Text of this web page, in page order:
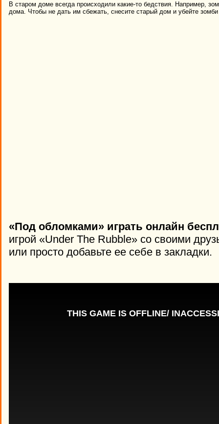
В старом доме всегда происходили какие-то бедствия. Например,
дома. Чтобы не дать им сбежать, снесите старый дом и убейте
«Под обломками» играть онлайн
игрой «Under The Rubble» со своими
или просто добавьте ее себе в закладки.